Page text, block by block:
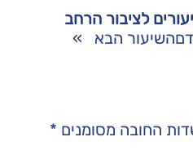
לציבור הרחב
השיעור הבא »
החובה מסומנים *